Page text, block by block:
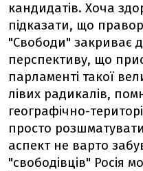
кандидатів. Хоча
підказати, що
"Свободи" закриває
перспективу, що
парламенті такої
лівих радикалів,
географічно-
просто
аспект не варто
"свободівців" Росія